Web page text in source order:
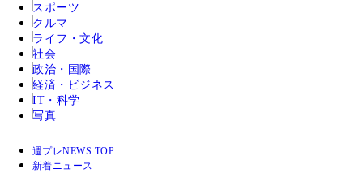
スポーツ
クルマ
ライフ・文化
社会
政治・国際
経済・ビジネス
IT・科学
写真
週プレNEWS TOP
新着ニュース